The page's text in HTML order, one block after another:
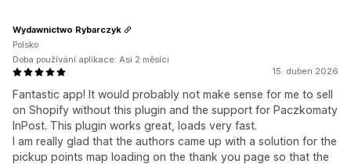
15. duben 2026
Fantastic app! It would probably not make sense for me to sell
on Shopify without this plugin and the support for Paczkomaty
InPost. This plugin works great, loads very fast.
I am really glad that the authors came up with a solution for the
pickup points map loading on the thank you page so that the
Wydawnictwo Rybarczyk
Polsko
Doba používání aplikace: Asi 2 měsíci